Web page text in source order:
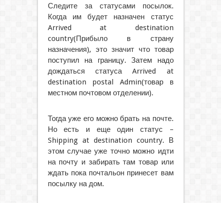
Следите за статусами посылок.
Когда им будет назначен статус
Arrived at destination
country(Прибыло в страну
назначения), это значит что товар
поступил на границу. Затем надо
дождаться статуса Arrived at
destination postal Admin(товар в
местном почтовом отделении).
Тогда уже его можно брать на почте.
Но есть и еще один статус –
Shipping at destination country. В
этом случае уже точно можно идти
на почту и забирать там товар или
ждать пока почтальон принесет вам
посылку на дом.